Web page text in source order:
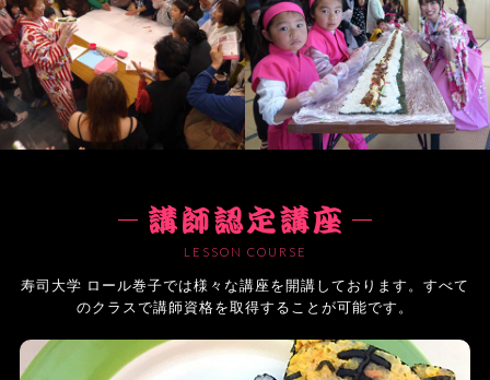
LESSON COURSE
寿司大学 ロール巻子では様々な講座を開講しております。すべて
のクラスで講師資格を取得することが可能です。